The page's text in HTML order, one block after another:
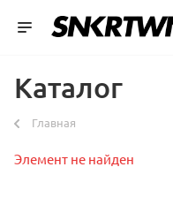
Каталог
Главная
Элемент не найден